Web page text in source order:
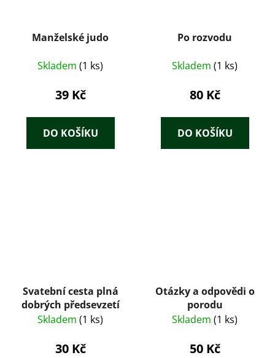
Manželské judo
Skladem (1 ks)
39 Kč
DO KOŠÍKU
Po rozvodu
Skladem (1 ks)
80 Kč
DO KOŠÍKU
Svatební cesta plná
dobrých předsevzetí
Skladem (1 ks)
30 Kč
Otázky a odpovědi o
porodu
Skladem (1 ks)
50 Kč